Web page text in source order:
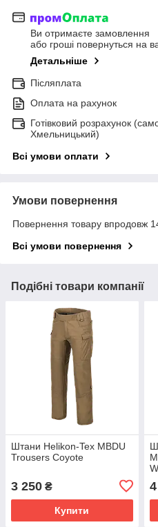
Ви отримаєте замовлення
або гроші повернуться на
Детальніше
Післяплата
Оплата на рахунок
Готівковий розрахунок
Хмельницький)
Всі умови оплати
Умови повернення
Повернення товару впродовж
Всі умови повернення
Подібні товари компанії
Штани Helikon-Tex MBDU
Trousers Coyote
3 250 ₴
Купити